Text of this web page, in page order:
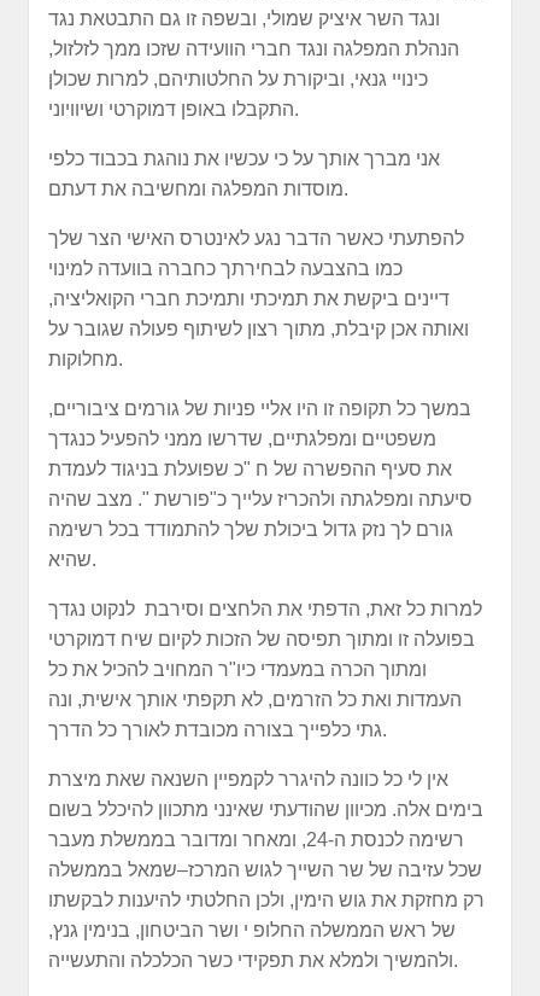
ונגד השר איציק שמולי, ובשפה זו גם התבטאת נגד
הנהלת המפלגה ונגד חברי הוועידה שזכו ממך לזלזול,
כינויי גנאי, וביקורת על החלטותיהם, למרות שכולן
התקבלו באופן דמוקרטי ושיוויוני.
אני מברך אותך על כי עכשיו את נוהגת בכבוד כלפי
מוסדות המפלגה ומחשיבה את דעתם.
להפתעתי כאשר הדבר נגע לאינטרס האישי הצר שלך
כמו בהצבעה לבחירתך כחברה בוועדה למינוי
דיינים ביקשת את תמיכתי ותמיכת חברי הקואליציה,
ואותה אכן קיבלת, מתוך רצון לשיתוף פעולה שגובר על
מחלוקות.
במשך כל תקופה זו היו אליי פניות של גורמים ציבוריים,
משפטיים ומפלגתיים, שדרשו ממני להפעיל כנגדך
את סעיף ההפשרה של ח "כ שפועלת בניגוד לעמדת
סיעתה ומפלגתה ולהכריז עלייך כ"פורשת ". מצב שהיה
גורם לך נזק גדול ביכולת שלך להתמודד בכל רשימה
שהיא.
למרות כל זאת, הדפתי את הלחצים וסירבת לנקוט נגדך
בפועלה זו ומתוך תפיסה של הזכות לקיום שיח דמוקרטי
ומתוך הכרה במעמדי כיו"ר המחויב להכיל את כל
העמדות ואת כל הזרמים, לא תקפתי אותך אישית, ונה
גתי כלפייך בצורה מכובדת לאורך כל הדרך.
אין לי כל כוונה להיגרר לקמפיין השנאה שאת מיצרת
בימים אלה. מכיוון שהודעתי שאינני מתכוון להיכלל בשום
רשימה לכנסת ה-24, ומאחר ומדובר בממשלת מעבר
שכל עזיבה של שר השייך לגוש המרכז–שמאל בממשלה
רק מחזקת את גוש הימין, ולכן החלטתי להיענות לבקשתו
של ראש הממשלה החלופ י ושר הביטחון, בנימין גנץ,
ולהמשיך ולמלא את תפקידי כשר הכלכלה והתעשייה.